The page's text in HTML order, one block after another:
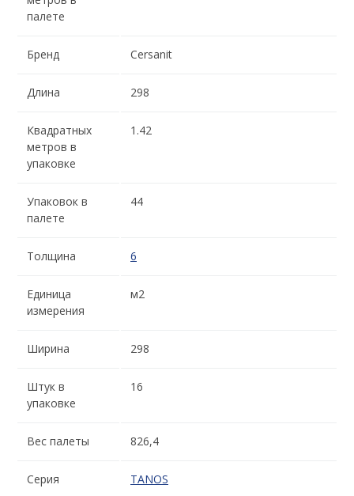
палете
Бренд Cersanit
Длина 298
Квадратных
метров в
упаковке
1.42
Упаковок в
палете
44
Толщина 6
Единица
измерения
м2
Ширина 298
Штук в
упаковке
16
Вес палеты 826,4
Серия TANOS